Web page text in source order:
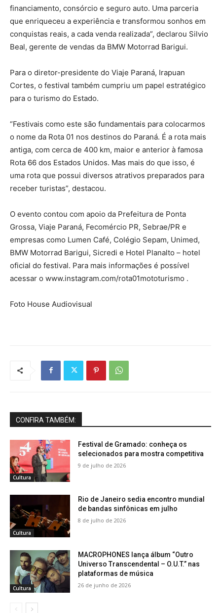
financiamento, consórcio e seguro auto. Uma parceria
que enriqueceu a experiência e transformou sonhos em
conquistas reais, a cada venda realizada”, declarou Silvio
Beal, gerente de vendas da BMW Motorrad Barigui.
Para o diretor-presidente do Viaje Paraná, Irapuan
Cortes, o festival também cumpriu um papel estratégico
para o turismo do Estado.
“Festivais como este são fundamentais para colocarmos
o nome da Rota 01 nos destinos do Paraná. É a rota mais
antiga, com cerca de 400 km, maior e anterior à famosa
Rota 66 dos Estados Unidos. Mas mais do que isso, é
uma rota que possui diversos atrativos preparados para
receber turistas”, destacou.
O evento contou com apoio da Prefeitura de Ponta
Grossa, Viaje Paraná, Fecomércio PR, Sebrae/PR e
empresas como Lumen Café, Colégio Sepam, Unimed,
BMW Motorrad Barigui, Sicredi e Hotel Planalto – hotel
oficial do festival. Para mais informações é possível
acessar o www.instagram.com/rota01mototurismo .
Foto House Audiovisual
CONFIRA TAMBÉM:
Cultura
Festival de Gramado: conheça os
selecionados para mostra competitiva
9 de julho de 2026
Cultura
Rio de Janeiro sedia encontro mundial
de bandas sinfônicas em julho
8 de julho de 2026
Cultura
MACROPHONES lança álbum “Outro
Universo Transcendental – O.U.T.” nas
plataformas de música
26 de junho de 2026